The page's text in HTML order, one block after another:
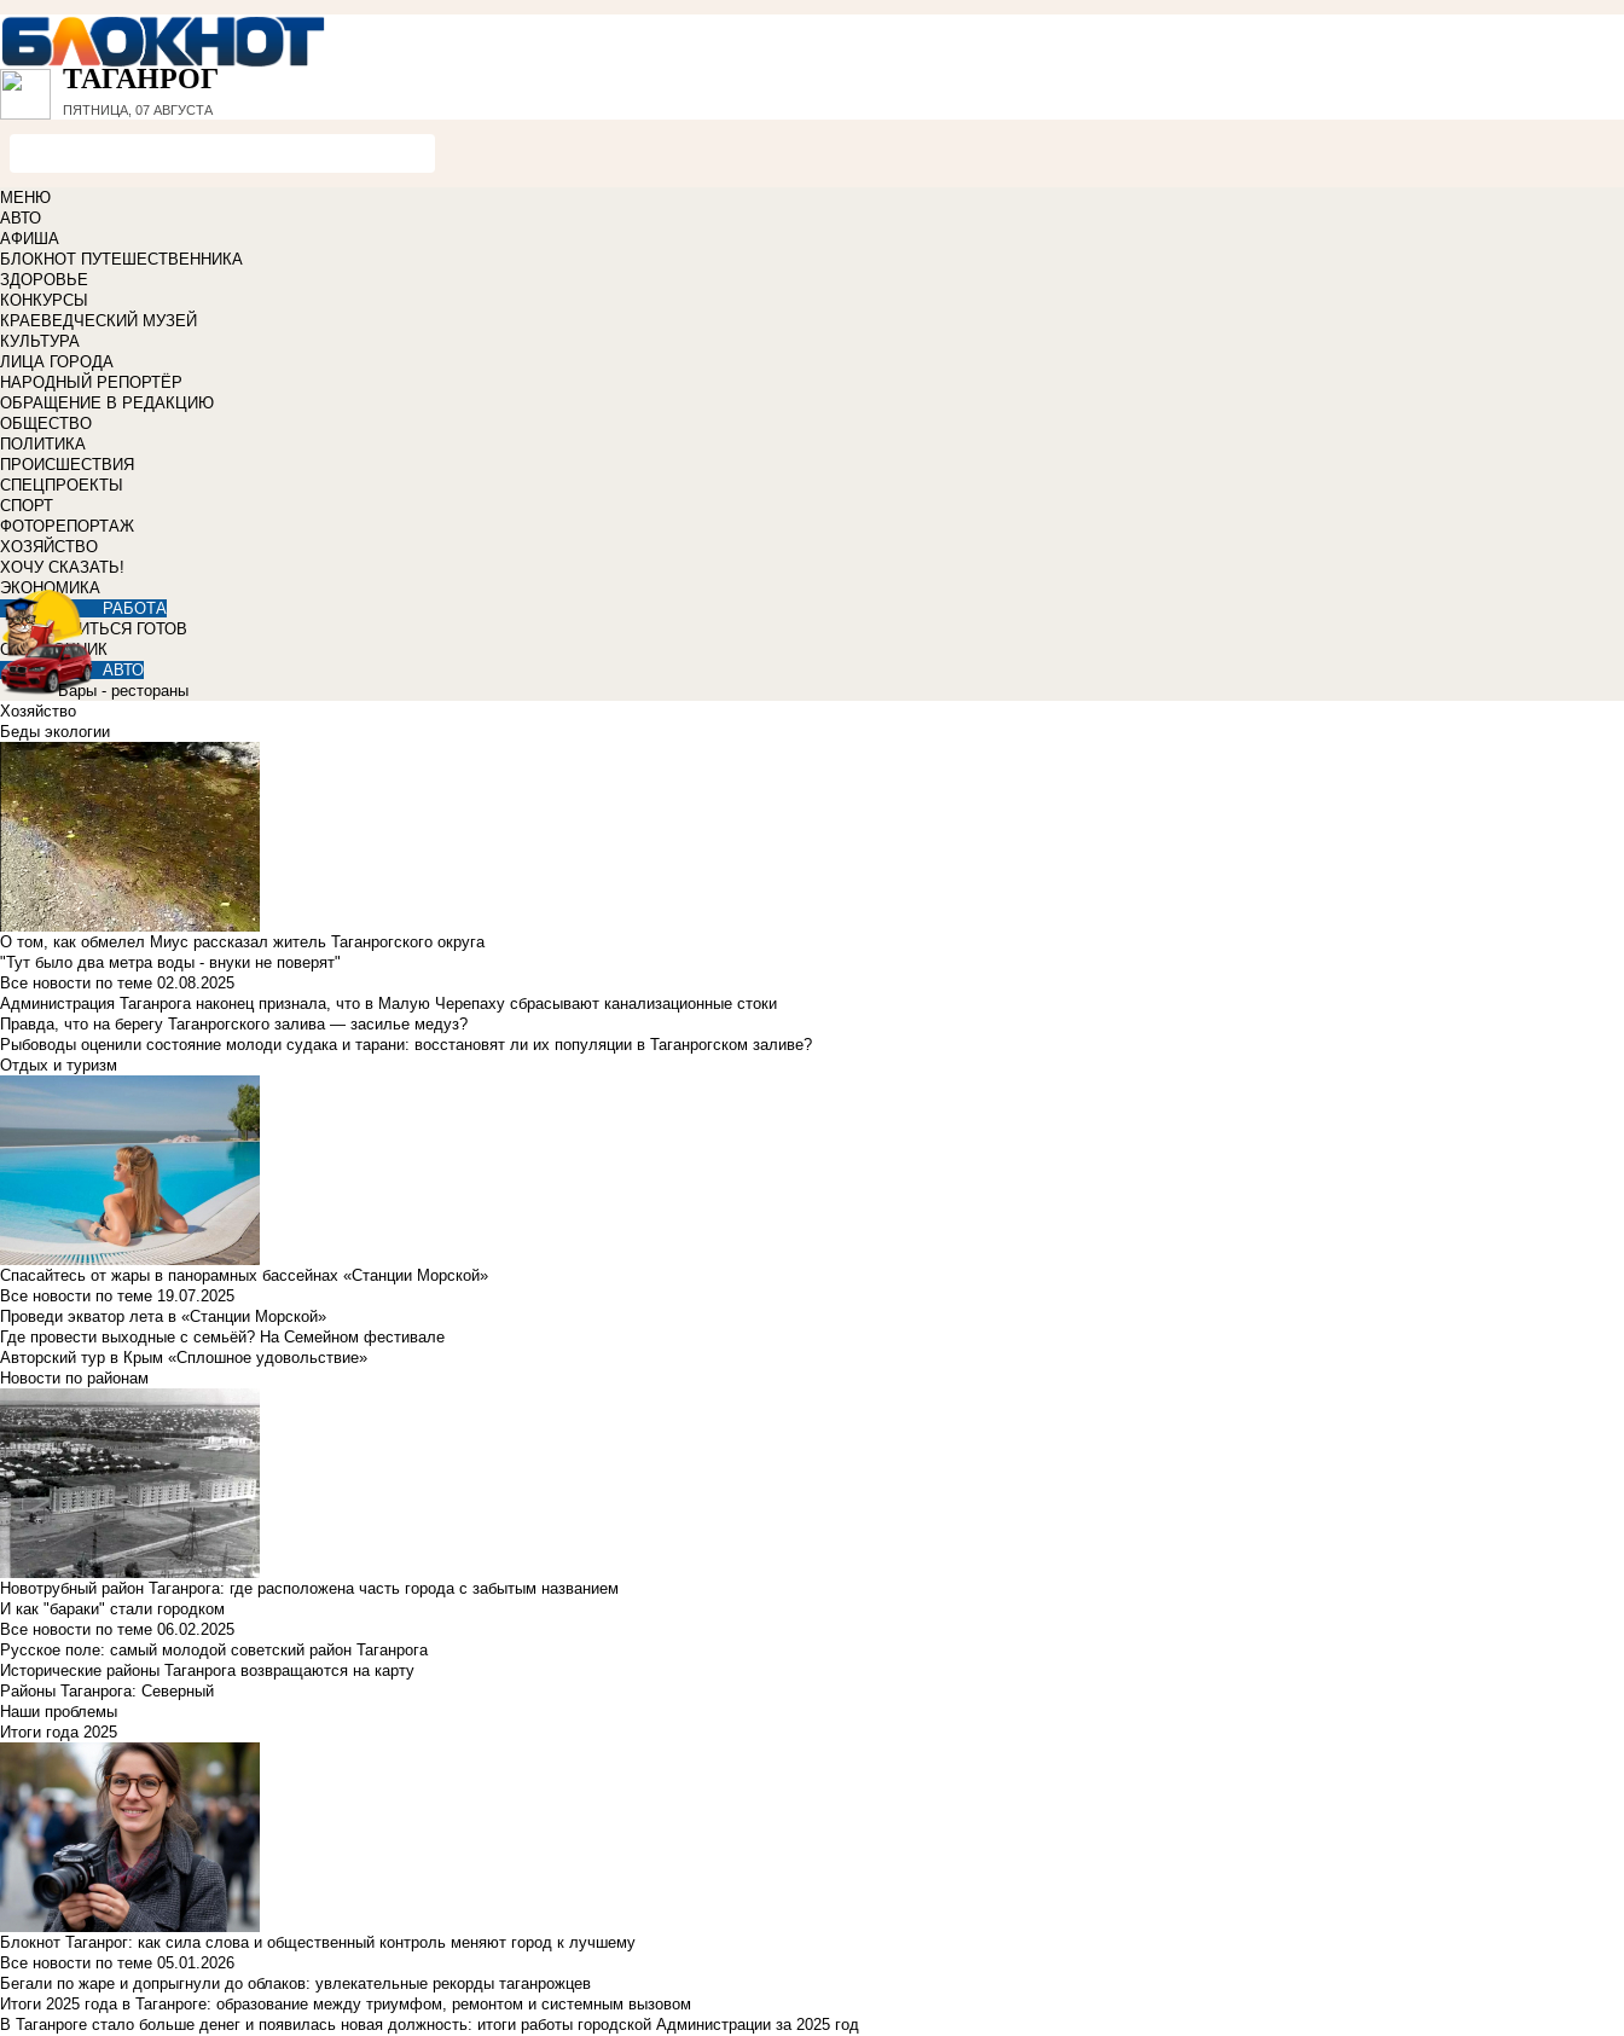
ТАГАНРОГ
ПЯТНИЦА, 07 АВГУСТА
МЕНЮ
АВТО
АФИША
БЛОКНОТ ПУТЕШЕСТВЕННИКА
ЗДОРОВЬЕ
КОНКУРСЫ
КРАЕВЕДЧЕСКИЙ МУЗЕЙ
КУЛЬТУРА
ЛИЦА ГОРОДА
НАРОДНЫЙ РЕПОРТЁР
ОБРАЩЕНИЕ В РЕДАКЦИЮ
ОБЩЕСТВО
ПОЛИТИКА
ПРОИСШЕСТВИЯ
СПЕЦПРОЕКТЫ
СПОРТ
ФОТОРЕПОРТАЖ
ХОЗЯЙСТВО
ХОЧУ СКАЗАТЬ!
ЭКОНОМИКА
РАБОТА
УЧИТЬСЯ ГОТОВ
СПРАВОЧНИК
АВТО
Бары - рестораны
Хозяйство
Беды экологии
О том, как обмелел Миус рассказал житель Таганрогского округа
"Тут было два метра воды - внуки не поверят"
Все новости по теме 02.08.2025
Администрация Таганрога наконец признала, что в Малую Черепаху сбрасывают канализационные стоки
Правда, что на берегу Таганрогского залива — засилье медуз?
Рыбоводы оценили состояние молоди судака и тарани: восстановят ли их популяции в Таганрогском заливе?
Отдых и туризм
Спасайтесь от жары в панорамных бассейнах «Станции Морской»
Все новости по теме 19.07.2025
Проведи экватор лета в «Станции Морской»
Где провести выходные с семьёй? На Семейном фестивале
Авторский тур в Крым «Сплошное удовольствие»
Новости по районам
Новотрубный район Таганрога: где расположена часть города с забытым названием
И как "бараки" стали городком
Все новости по теме 06.02.2025
Русское поле: самый молодой советский район Таганрога
Исторические районы Таганрога возвращаются на карту
Районы Таганрога: Северный
Наши проблемы
Итоги года 2025
Блокнот Таганрог: как сила слова и общественный контроль меняют город к лучшему
Все новости по теме 05.01.2026
Бегали по жаре и допрыгнули до облаков: увлекательные рекорды таганрожцев
Итоги 2025 года в Таганроге: образование между триумфом, ремонтом и системным вызовом
В Таганроге стало больше денег и появилась новая должность: итоги работы городской Администрации за 2025 год